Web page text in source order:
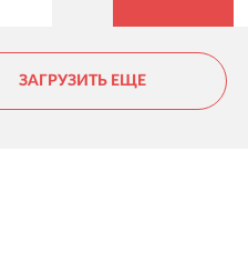
ЗАГРУЗИТЬ ЕЩЕ